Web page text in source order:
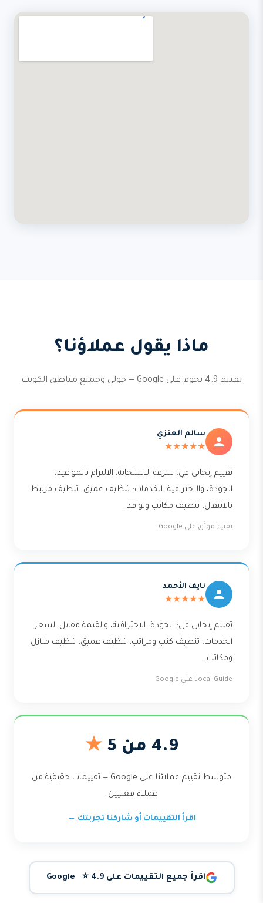
ماذا يقول عملاؤنا؟
تقييم 4.9 نجوم على Google — حولي وجميع مناطق الكويت
سالم العنزي
★★★★★
تقييم إيجابي في: سرعة الاستجابة، الالتزام بالمواعيد،
الجودة، والاحترافية. الخدمات: تنظيف عميق، تنظيف مرتبط
بالانتقال، تنظيف مكاتب ونوافذ.
تقييم موثّق على Google
نايف الأحمد
★★★★★
تقييم إيجابي في: الجودة، الاحترافية، والقيمة مقابل السعر.
الخدمات: تنظيف كنب ومراتب، تنظيف عميق، تنظيف منازل
ومكاتب.
Local Guide على Google
4.9 من 5 ★
متوسط تقييم عملائنا على Google — تقييمات حقيقية من
عملاء فعليين.
اقرأ التقييمات أو شاركنا تجربتك ←
اقرأ جميع التقييمات على Google ⭐ 4.9